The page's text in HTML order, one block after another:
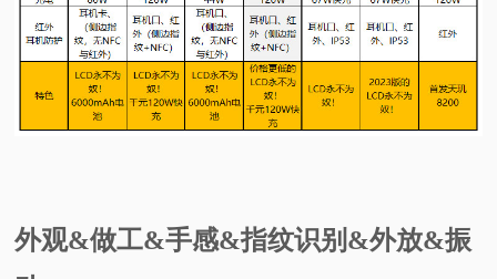
外观&做工&手感&指纹识别&外放&振